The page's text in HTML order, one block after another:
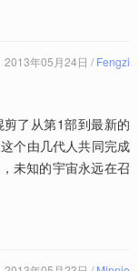
2013年05月24日 / Fengzi
剪了从第1部到最新的
个由几代人共同完成
未知的宇宙永远在召